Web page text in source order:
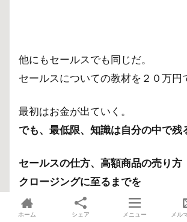
他にもセールスでも同じだ。
セールスについての教材を２０万円
最初はお金が出ていく。
でも、最低限、知識は自分の中で残
セールスの仕方、高額商品の売り方
クロージングに至るまでを
全てまるまる２０万円分の情報を学
る。
ホーム シェア メニュー メル